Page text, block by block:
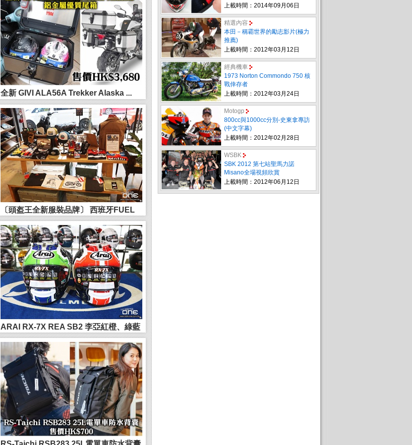
全新 GIVI ALA56A Trekker Alaska ...
〔頭盔王全新服裝品牌〕 西班牙FUEL
及葡萄牙MARIA R...
ARAI RX-7X REA SB2 李亞紅橙、綠藍
新花全面...
上載時間：2014年09月06日
精選內容
本田－稱霸世界的勵志影片(極力
推薦)
上載時間：2012年03月12日
經典機車
1973 Norton Commondo 750 核
戰倖存者
上載時間：2012年03月24日
Motogp
800cc與1000cc分別-史東拿專訪
(中文字幕)
上載時間：2012年02月28日
WSBK
SBK 2012 第七站聖馬力諾
Misano全場視頻欣賞
上載時間：2012年06月12日